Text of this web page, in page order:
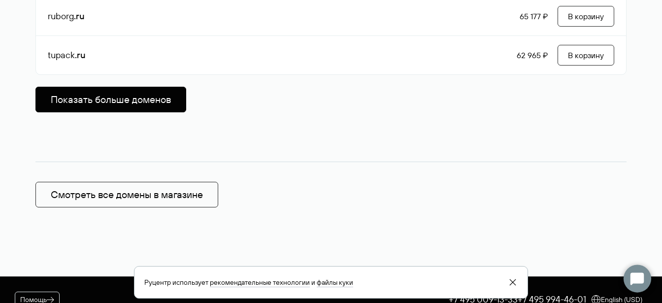
ruborg.ru 65 177 ₽ В корзину
tupack.ru 62 965 ₽ В корзину
Показать больше доменов
Смотреть все домены в магазине
Помощь +7 495 009-13-33+7 495 994-46-01 English (USD)
Руцентр использует рекомендательные технологии и файлы куки